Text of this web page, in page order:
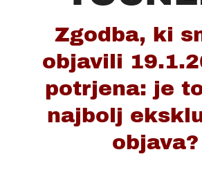
Zgodba, ki
objavili
potrjena: je
najbolj
objava?